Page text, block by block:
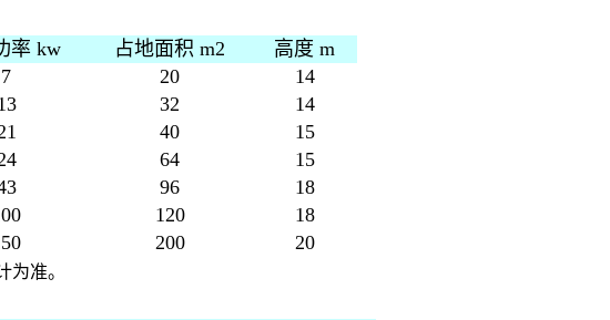
率 kw 占地面积 m2
高度 m
7 20
14
32
14
40
15
64
15
96
18
120
18
200 20
准。